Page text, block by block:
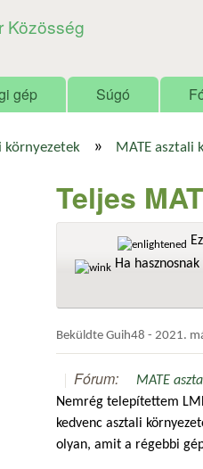
Közösség
gép Súgó
környezetek » MATE asztali
Teljes
Ha
Beküldte Guih48 - 2021.
Fórum:
MATE
Nemrég telepítettem
kedvenc asztali
olyan, amit a régebbi